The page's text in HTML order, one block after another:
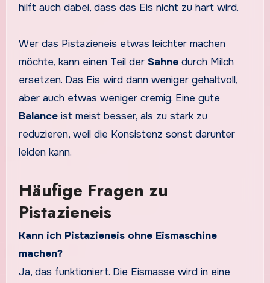
hilft auch dabei, dass das Eis nicht zu hart wird.
Wer das Pistazieneis etwas leichter machen
möchte, kann einen Teil der Sahnedurch Milch
ersetzen. Das Eis wird dann weniger gehaltvoll,
aber auch etwas weniger cremig. Eine gute
Balanceist meist besser, als zu stark zu
reduzieren, weil die Konsistenz sonst darunter
leiden kann.
Häufige Fragen zu
Pistazieneis
Kann ich Pistazieneis ohne Eismaschine
machen?
Ja, das funktioniert. Die Eismasse wird in eine